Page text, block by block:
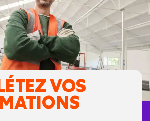
VOS